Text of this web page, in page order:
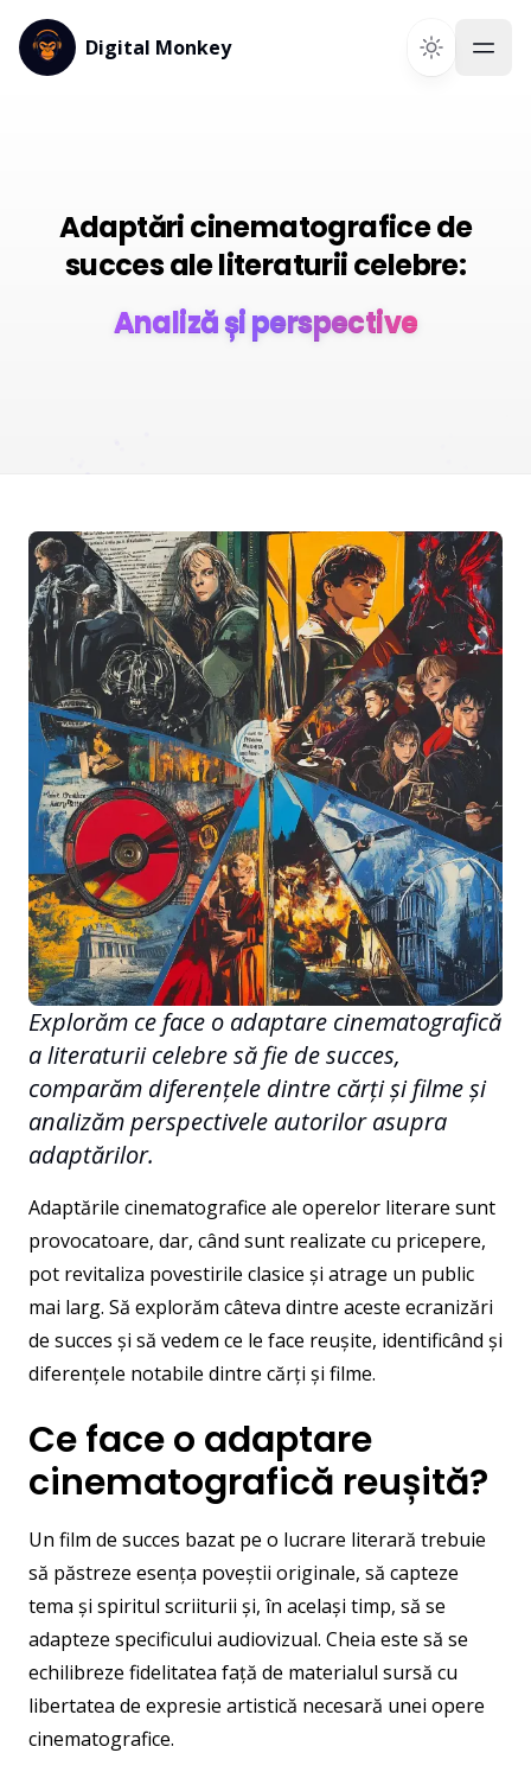
Digital Monkey
Adaptări cinematografice de
succes ale literaturii celebre:
Analiză și perspective
Analiză și perspective
Explorăm ce face o adaptare cinematografică
a literaturii celebre să fie de succes,
comparăm diferențele dintre cărți și filme și
analizăm perspectivele autorilor asupra
adaptărilor.
Adaptările cinematografice ale operelor literare sunt
provocatoare, dar, când sunt realizate cu pricepere,
pot revitaliza povestirile clasice și atrage un public
mai larg. Să explorăm câteva dintre aceste ecranizări
de succes și să vedem ce le face reușite, identificând și
diferențele notabile dintre cărți și filme.
Ce face o adaptare
cinematografică reușită?
Un film de succes bazat pe o lucrare literară trebuie
să păstreze esența poveștii originale, să capteze
tema și spiritul scriiturii și, în același timp, să se
adapteze specificului audiovizual. Cheia este să se
echilibreze fidelitatea față de materialul sursă cu
libertatea de expresie artistică necesară unei opere
cinematografice.